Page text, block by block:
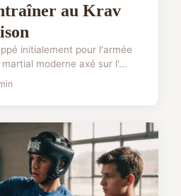
au Krav
initialement pour l'armée
moderne axé sur l'...